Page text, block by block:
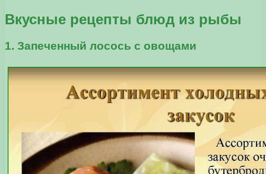
Вкусные рецепты блюд из рыбы
1. Запеченный лосось с овощами